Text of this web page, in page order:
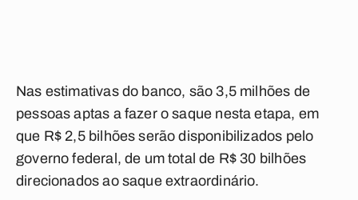
Nas estimativas do banco, são 3,5 milhões de
pessoas aptas a fazer o saque nesta etapa, em
que R$ 2,5 bilhões serão disponibilizados pelo
governo federal, de um total de R$ 30 bilhões
direcionados ao saque extraordinário.